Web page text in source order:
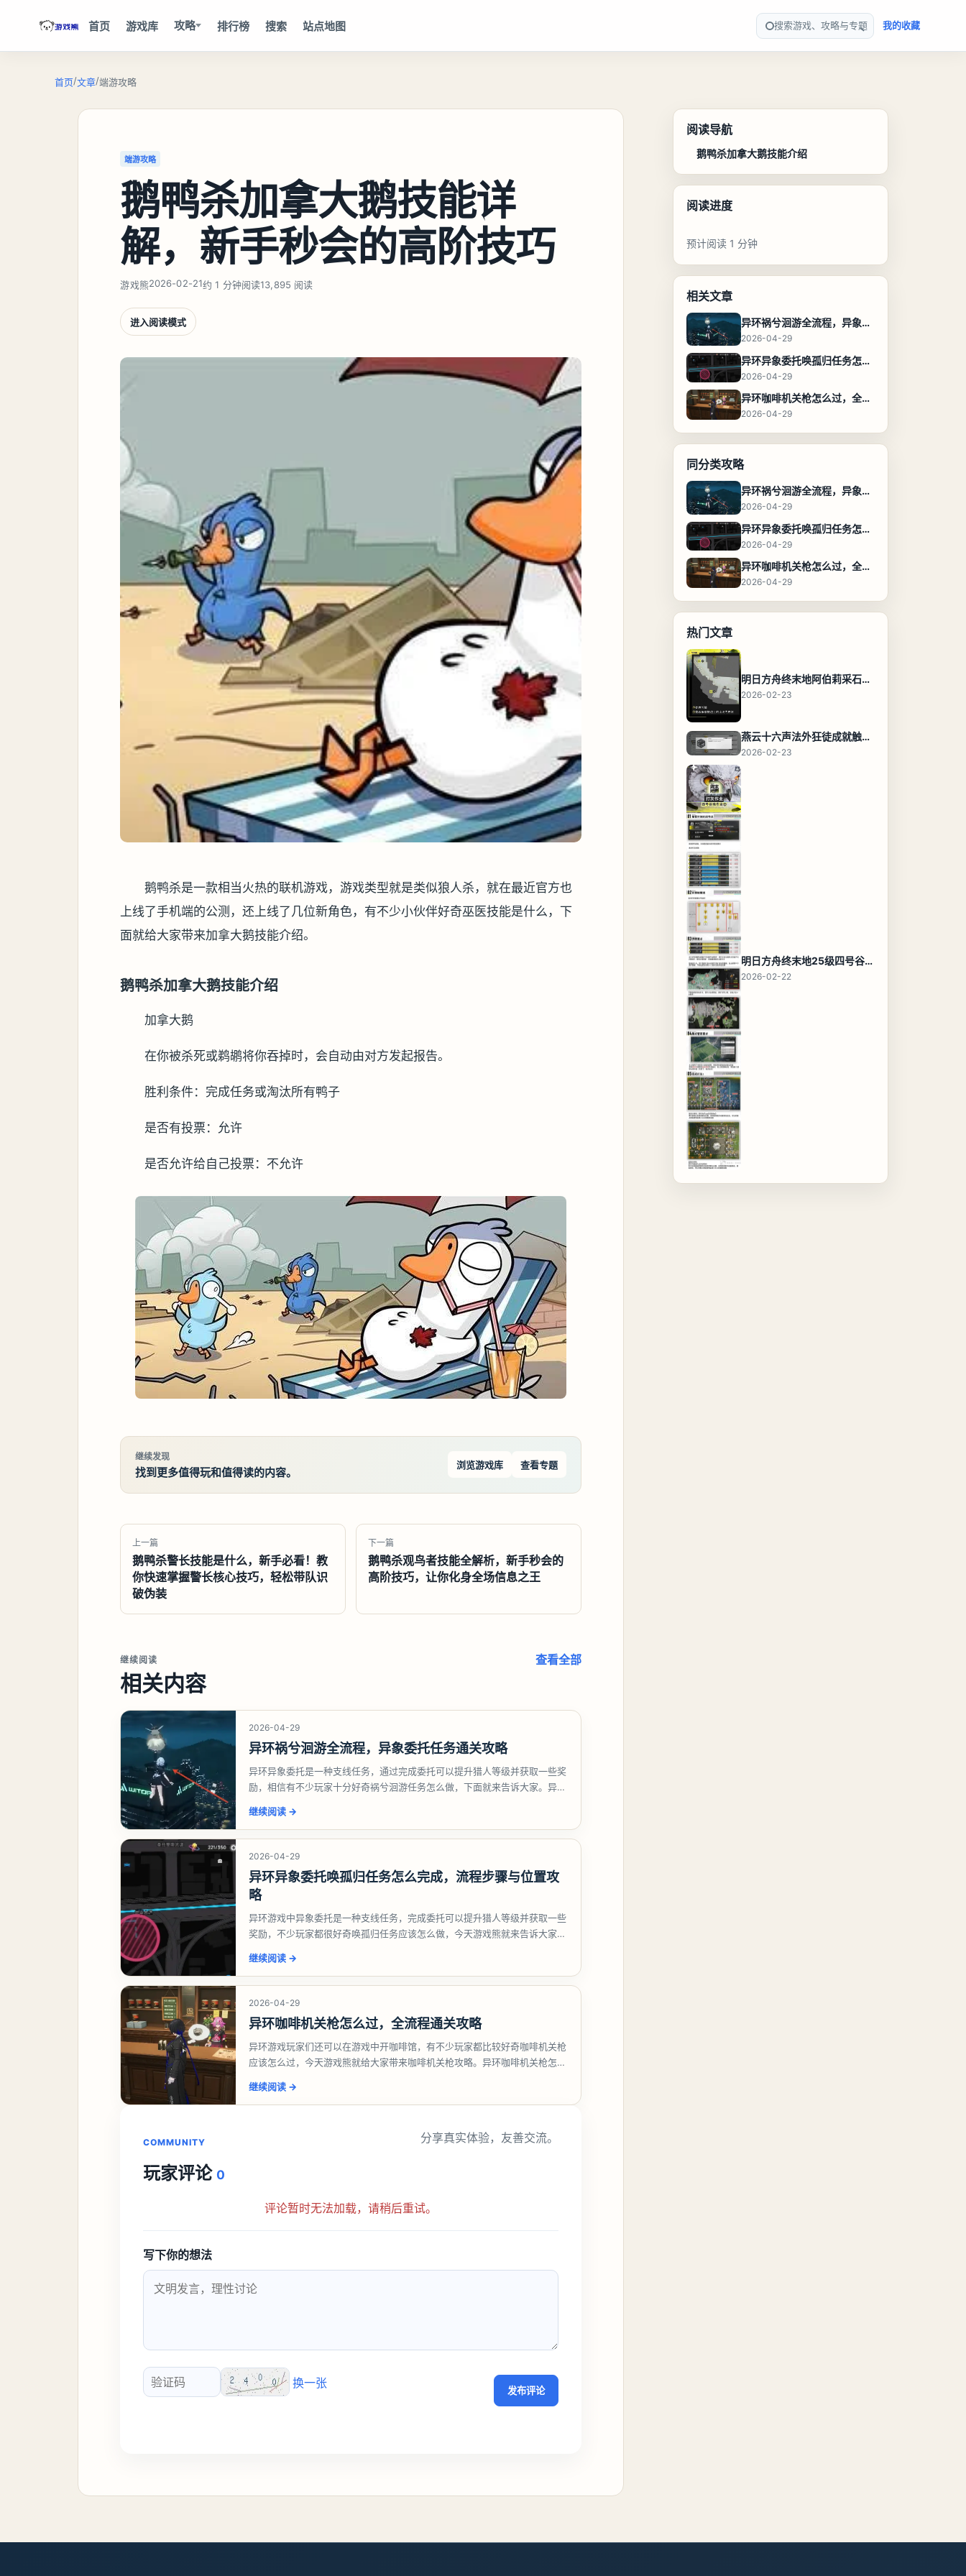
首页 游戏库 攻略 排行榜 搜索 站点地图 搜索游戏、攻略与专题 我的收藏
首页/文章/端游攻略
端游攻略
鹅鸭杀加拿大鹅技能详
解，新手秒会的高阶技巧
游戏熊2026-02-21约 1 分钟阅读13,895 阅读
进入阅读模式
鹅鸭杀是一款相当火热的联机游戏，游戏类型就是类似狼人杀，就在最近官方也
上线了手机端的公测，还上线了几位新角色，有不少小伙伴好奇巫医技能是什么，下
面就给大家带来加拿大鹅技能介绍。
鹅鸭杀加拿大鹅技能介绍
加拿大鹅
在你被杀死或鹈鹕将你吞掉时，会自动由对方发起报告。
胜利条件：完成任务或淘汰所有鸭子
是否有投票：允许
是否允许给自己投票：不允许
继续发现
找到更多值得玩和值得读的内容。
浏览游戏库 查看专题
上一篇
鹅鸭杀警长技能是什么，新手必看！教
你快速掌握警长核心技巧，轻松带队识
破伪装
下一篇
鹅鸭杀观鸟者技能全解析，新手秒会的
高阶技巧，让你化身全场信息之王
继续阅读
相关内容
查看全部
2026-04-29
异环祸兮洄游全流程，异象委托任务通关攻略
异环异象委托是一种支线任务，通过完成委托可以提升猎人等级并获取一些奖
励，相信有不少玩家十分好奇祸兮洄游任务怎么做，下面就来告诉大家。异环
继续阅读 →
2026-04-29
异环异象委托唤孤归任务怎么完成，流程步骤与位置攻
略
异环游戏中异象委托是一种支线任务，完成委托可以提升猎人等级并获取一些
奖励，不少玩家都很好奇唤孤归任务应该怎么做，今天游戏熊就来告诉大家。
继续阅读 →
2026-04-29
异环咖啡机关枪怎么过，全流程通关攻略
异环游戏玩家们还可以在游戏中开咖啡馆，有不少玩家都比较好奇咖啡机关枪
应该怎么过，今天游戏熊就给大家带来咖啡机关枪攻略。异环咖啡机关枪怎么
继续阅读 →
COMMUNITY
玩家评论 0
分享真实体验，友善交流。
评论暂时无法加载，请稍后重试。
写下你的想法
验证码
换一张
发布评论
阅读导航
鹅鸭杀加拿大鹅技能介绍
阅读进度
预计阅读 1 分钟
相关文章
异环祸兮洄游全流程，异象委托任务通关攻略
2026-04-29
异环异象委托唤孤归任务怎么完成，流程步骤与位置攻略
2026-04-29
异环咖啡机关枪怎么过，全流程通关攻略
2026-04-29
同分类攻略
异环祸兮洄游全流程，异象委托任务通关攻略
2026-04-29
异环异象委托唤孤归任务怎么完成，流程步骤与位置攻略
2026-04-29
异环咖啡机关枪怎么过，全流程通关攻略
2026-04-29
热门文章
明日方舟终末地阿伯莉采石场宝箱全收集攻略，全点位分布图与路线
2026-02-23
燕云十六声法外狂徒成就触发条件与通关攻略
2026-02-23
明日方舟终末地25级四号谷地基地蓝图，高效布局规划
2026-02-22